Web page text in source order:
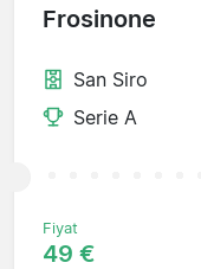
Frosinone
San Siro
Serie A
Fiyat
49 €